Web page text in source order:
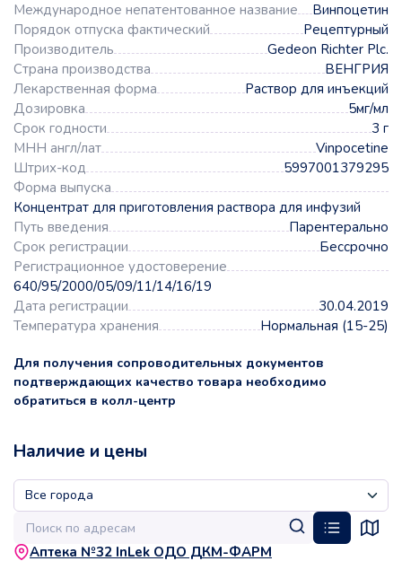
Международное непатентованное название
Винпоцетин
Порядок отпуска фактический
Рецептурный
Производитель
Gedeon Richter Plc.
Страна производства
ВЕНГРИЯ
Лекарственная форма
Раствор для инъекций
Дозировка
5мг/мл
Срок годности
3 г
МНН англ/лат
Vinpocetine
Штрих-код
5997001379295
Форма выпуска
Концентрат для приготовления раствора для инфузий
Путь введения
Парентерально
Срок регистрации
Бессрочно
Регистрационное удостоверение
640/95/2000/05/09/11/14/16/19
Дата регистрации
30.04.2019
Температура хранения
Нормальная (15-25)
Для получения сопроводительных документов
подтверждающих качество товара необходимо
обратиться в колл-центр
Наличие и цены
Аптека №32 InLek ОДО ДКМ-ФАРМ